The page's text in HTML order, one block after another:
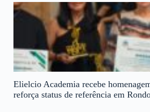
Elielcio Academia recebe
reforça status de referência em